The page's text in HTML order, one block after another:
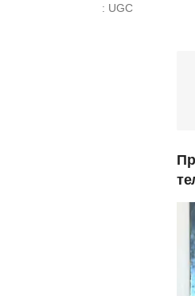
: UGC